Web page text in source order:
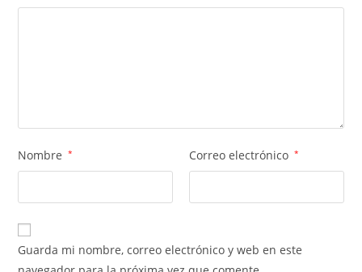
Nombre * Correo electrónico *
Guarda mi nombre, correo electrónico y web en este